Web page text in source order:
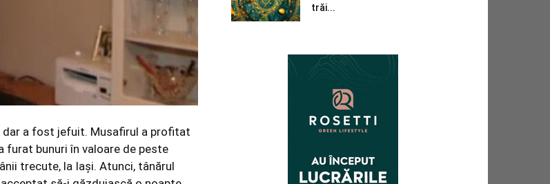
dar a fost jefuit. Musafirul a profitat
furat bunuri în valoare de peste
trecute, la Iași. Atunci, tânărul
trăi...